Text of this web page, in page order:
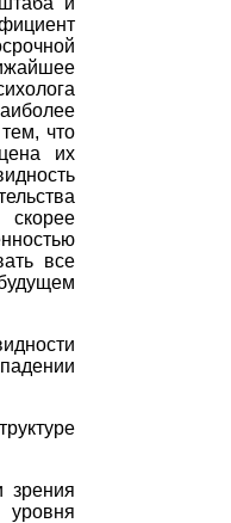
что
их
скорее
все
зрения